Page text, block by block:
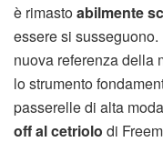
è rimastoabilmente
essere si
nuova referenza della
lo strumento
passerelle di alta
off al cetriolo di